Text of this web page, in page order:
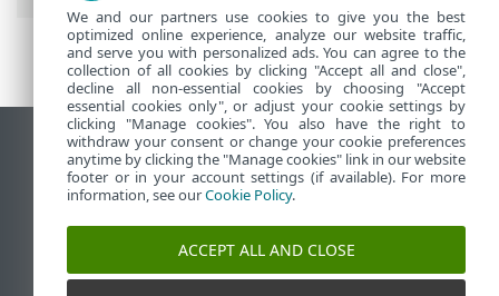
Näytä tietokonesivusto
End of Life
ESET-tietämyskanta
ESET-foorumi
ESET Status Portal
We and our partners use cookies to give you the best
optimized online experience, analyze our website traffic,
and serve you with personalized ads. You can agree to the
collection of all cookies by clicking "Accept all and close",
decline all non-essential cookies by choosing "Accept
essential cookies only", or adjust your cookie settings by
clicking "Manage cookies". You also have the right to
withdraw your consent or change your cookie preferences
anytime by clicking the "Manage cookies" link in our website
footer or in your account settings (if available). For more
information, see ourCookie Policy.
ACCEPT ALL AND CLOSE